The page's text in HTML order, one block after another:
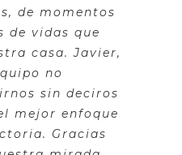
de momentos
de vidas que
casa. Javier,
no
sin deciros
mejor enfoque
Gracias